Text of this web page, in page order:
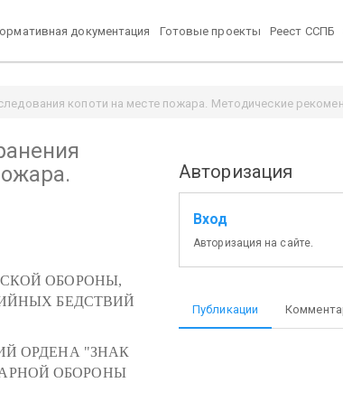
документация Готовые проекты Реест ССПБ
копоти на месте пожара. Методические
ОБОРОНЫ,
БЕДСТВИЙ
ОРДЕНА "ЗНАК
ОБОРОНЫ
Авторизация
Вход
Авторизация на сайте.
Публикации